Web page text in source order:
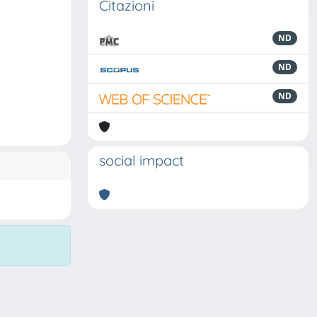
Citazioni
ND
ND
ND
social impact